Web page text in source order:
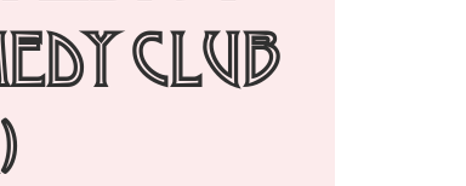
Club